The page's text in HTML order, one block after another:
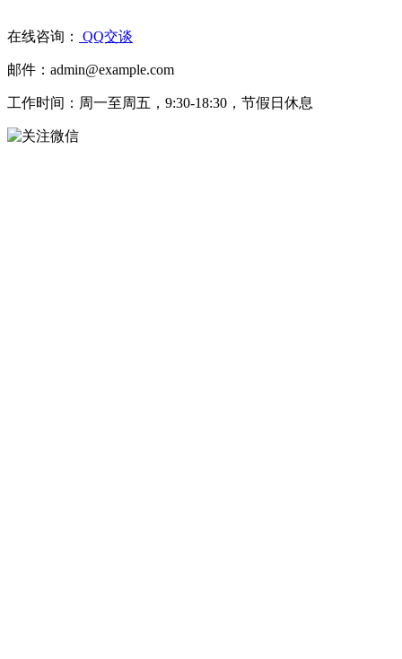
在线咨询： QQ交谈
邮件：admin@example.com
工作时间：周一至周五，9:30-18:30，节假日休息